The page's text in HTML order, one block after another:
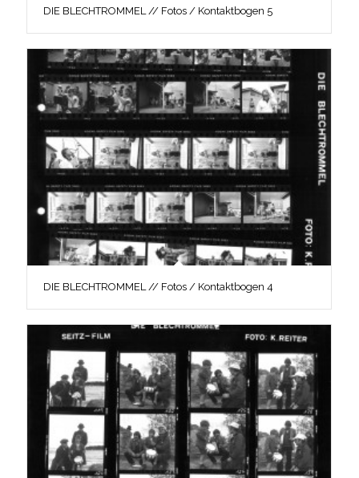
DIE BLECHTROMMEL // Fotos / Kontaktbogen 5
DIE BLECHTROMMEL // Fotos / Kontaktbogen 4